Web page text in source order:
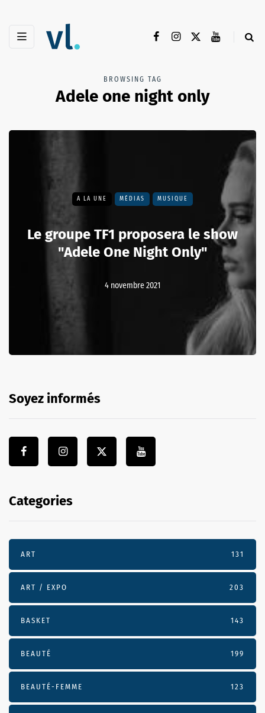
BROWSING TAG
Adele one night only
A LA UNE MÉDIAS MUSIQUE
Le groupe TF1 proposera le show
"Adele One Night Only"
4 novembre 2021
Soyez informés
Categories
ART 131
ART / EXPO 203
BASKET 143
BEAUTÉ 199
BEAUTÉ-FEMME 123